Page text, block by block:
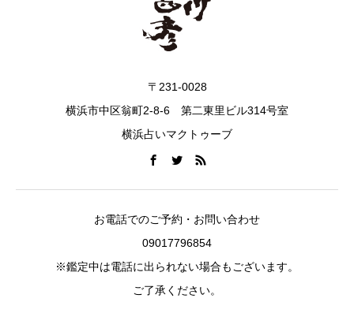
〒231-0028
横浜市中区翁町2-8-6 第二東里ビル314号室
横浜占いマクトゥーブ
お電話でのご予約・お問い合わせ
09017796854
※鑑定中は電話に出られない場合もございます。
ご了承ください。